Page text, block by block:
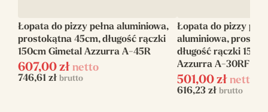
Linia Azzurra
Łopata do pizzy pełna aluminiowa,
prostokątna 45cm, długość rączki
150cm Gimetal Azzurra A-45R
607,00 zł netto
746,61 zł brutto
Łopata do pizzy
aluminiowa,
długość rączki
Azzurra A-30RF
501,00 zł netto
616,23 zł brutto